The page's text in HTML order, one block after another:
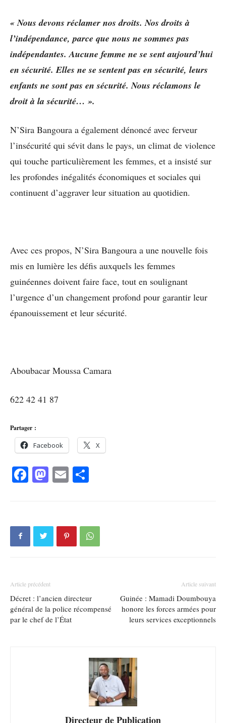
« Nous devons réclamer nos droits. Nos droits à
l’indépendance, parce que nous ne sommes pas
indépendantes. Aucune femme ne se sent aujourd’hui
en sécurité. Elles ne se sentent pas en sécurité, leurs
enfants ne sont pas en sécurité. Nous réclamons le
droit à la sécurité… ».
N’Sira Bangoura a également dénoncé avec ferveur
l’insécurité qui sévit dans le pays, un climat de violence
qui touche particulièrement les femmes, et a insisté sur
les profondes inégalités économiques et sociales qui
continuent d’aggraver leur situation au quotidien.
Avec ces propos, N’Sira Bangoura a une nouvelle fois
mis en lumière les défis auxquels les femmes
guinéennes doivent faire face, tout en soulignant
l’urgence d’un changement profond pour garantir leur
épanouissement et leur sécurité.
Aboubacar Moussa Camara
622 42 41 87
Partager :
Facebook X
Facebook
Mastodon
Email
Article précédent
Décret : l’ancien directeur
général de la police récompensé
par le chef de l’État
Article suivant
Guinée : Mamadi Doumbouya
honore les forces armées pour
leurs services exceptionnels
Directeur de Publication